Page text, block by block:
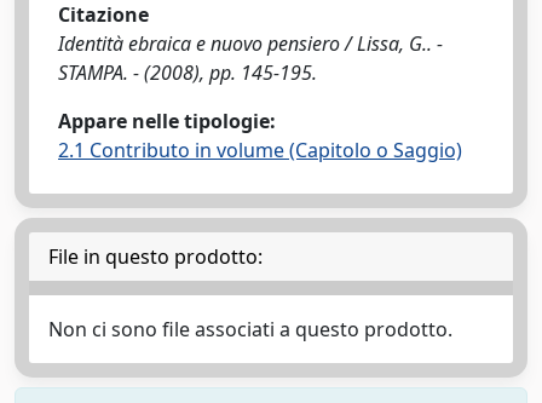
Citazione
Identità ebraica e nuovo pensiero / Lissa, G.. -
STAMPA. - (2008), pp. 145-195.
Appare nelle tipologie:
2.1 Contributo in volume (Capitolo o Saggio)
File in questo prodotto:
Non ci sono file associati a questo prodotto.